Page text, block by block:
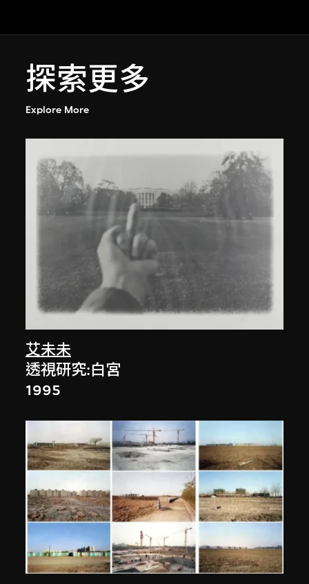
探索更多
Explore More
艾未未
透視研究:白宮
1995